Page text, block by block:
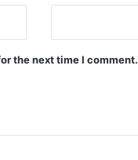
the next time I comment.